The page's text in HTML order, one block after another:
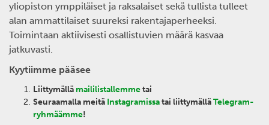
yliopiston ymppiläiset ja raksalaiset sekä tullista tulleet
alan ammattilaiset suureksi rakentajaperheeksi.
Toimintaan aktiivisesti osallistuvien määrä kasvaa
jatkuvasti.
Kyytiimme pääsee
Liittymällä maililistallemmetai
Seuraamalla meitä Instagramissatai liittymälläTelegram-
ryhmäämme!